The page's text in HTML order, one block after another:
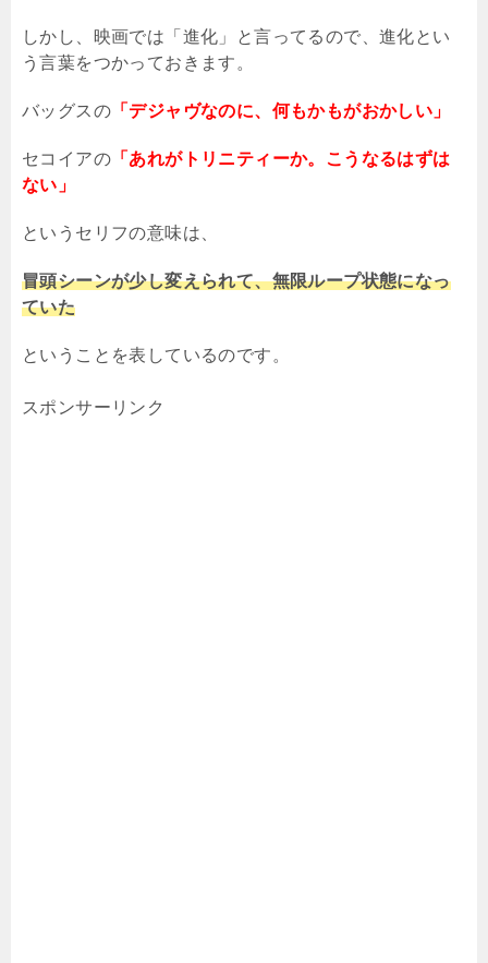
しかし、映画では「進化」と言ってるので、進化とい
う言葉をつかっておきます。
バッグスの 「デジャヴなのに、何もかもがおかしい」
セコイアの 「あれがトリニティーか。こうなるはずは
ない」
というセリフの意味は、
冒頭シーンが少し変えられて、無限ループ状態になっ
ていた
ということを表しているのです。
スポンサーリンク